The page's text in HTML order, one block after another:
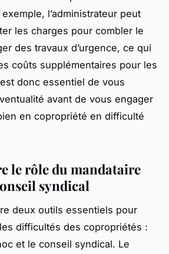
exemple, l’administrateur peut
les charges pour combler le
des travaux d’urgence, ce qui
coûts supplémentaires pour les
donc essentiel de vous
avant de vous engager
en copropriété en difficulté
le rôle du mandataire
syndical
deux outils essentiels pour
difficultés des copropriétés :
et le conseil syndical. Le